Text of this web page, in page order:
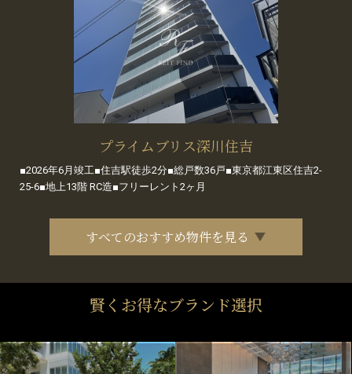
プライムブリス深川住吉
■2026年6月竣工■住吉駅徒歩2分■総戸数36戸■東京都江東区住吉2-
25-6■地上13階 RC造■フリーレント2ヶ月
すべてのおすすめ物件を見る
賢くお得なブランド選択